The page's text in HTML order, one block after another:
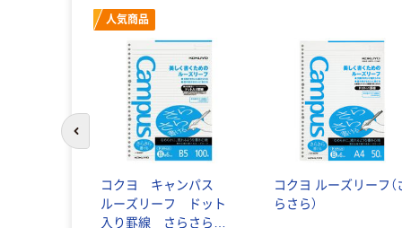
人気商品
コクヨ キャンパス
ルーズリーフ ドット
入り罫線 さらさら書
コクヨ ルーズリーフ（さ
らさら）
前のスライドへ